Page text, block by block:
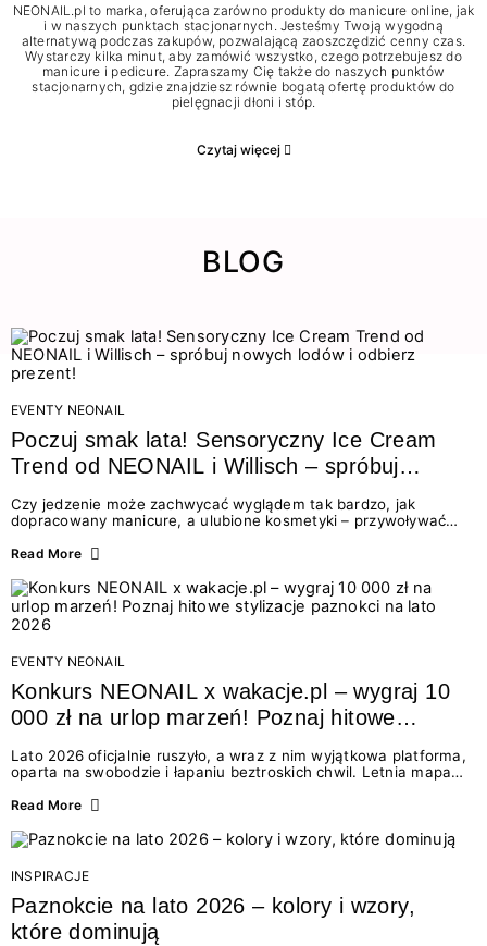
NEONAIL.pl to marka, oferująca zarówno produkty do manicure online, jak
i w naszych punktach stacjonarnych. Jesteśmy Twoją wygodną
alternatywą podczas zakupów, pozwalającą zaoszczędzić cenny czas.
Wystarczy kilka minut, aby zamówić wszystko, czego potrzebujesz do
manicure i pedicure. Zapraszamy Cię także do naszych punktów
stacjonarnych, gdzie znajdziesz równie bogatą ofertę produktów do
pielęgnacji dłoni i stóp.
Czytaj więcej
BLOG
EVENTY NEONAIL
Poczuj smak lata! Sensoryczny Ice Cream
Trend od NEONAIL i Willisch – spróbuj
nowych lodów i odbierz prezent!
Czy jedzenie może zachwycać wyglądem tak bardzo, jak
dopracowany manicure, a ulubione kosmetyki – przywoływać
świata beauty i oszałamiających deserów to coś więcej niż
zmysłami: przez soczysty kolor, aksamitną teksturę,
orzeźwiający zapach i słodki akcent na podniebieniu. Tego lata
NEONAIL łączy siły z marką Willisch, tworząc unikalny projekt
na styku jedzenia i piękna....
Read More
EVENTY NEONAIL
Konkurs NEONAIL x wakacje.pl – wygraj 10
000 zł na urlop marzeń! Poznaj hitowe
Lato 2026 oficjalnie ruszyło, a wraz z nim wyjątkowa platforma,
oparta na swobodzie i łapaniu beztroskich chwil. Letnia mapa
doświadczenia wakacji – od spontanicznych wyjazdów, przez
Motywem przewodnim jest eksplorowanie i kolekcjonowanie
letnich momentów. Z tej okazji przygotowaliśmy coś absolutnie
wyjątkowego: wielki konkurs z wakacje.pl oraz dawkę
najgorętszych trendów w...
Read More
INSPIRACJE
Paznokcie na lato 2026 – kolory i wzory,
które dominują